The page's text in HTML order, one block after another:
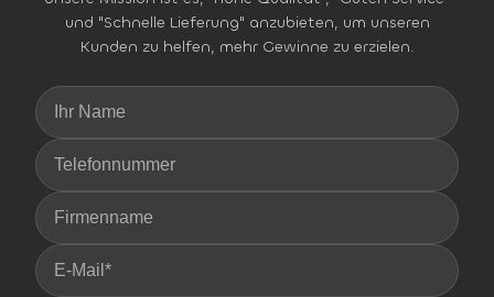
und "Schnelle Lieferung" anzubieten, um unseren
Kunden zu helfen, mehr Gewinne zu erzielen.